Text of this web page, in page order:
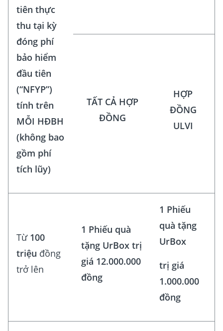
tiên thực
thu tại kỳ
đóng phí
bảo hiểm
đầu tiên
(“NFYP”)
tính trên
MỖI HĐBH
(không bao
gồm phí
tích lũy)
TẤT CẢ HỢP
ĐỒNG
HỢP
ĐỒNG
ULVI
Từ 100
triệu đồng
trở lên
1 Phiếu quà
tặng UrBox trị
giá 12.000.000
đồng
1 Phiếu
quà tặng
UrBox
trị giá
1.000.000
đồng